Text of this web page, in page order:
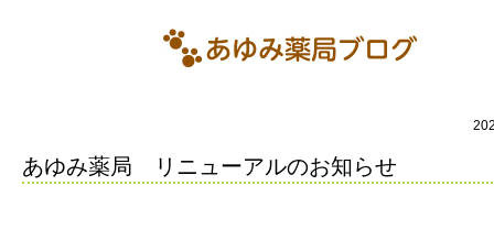
あゆみ薬局 リニューアルのお知らせ